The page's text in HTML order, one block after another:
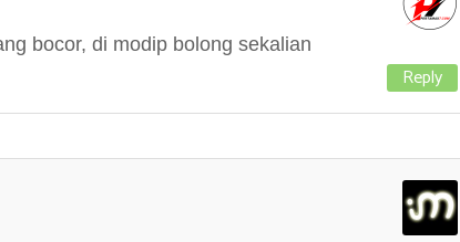
bocor, di modip bolong sekalian
Reply